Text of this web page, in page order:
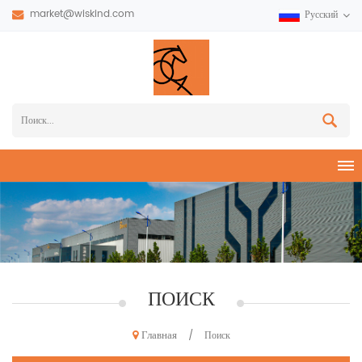
market@wiskind.com Русский
ПОИСК
Главная / Поиск